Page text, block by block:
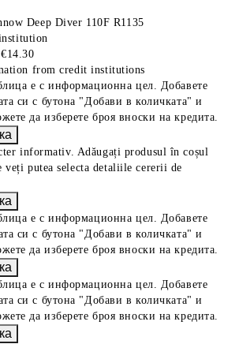
Deep Diver 110F R1135
€14.30
from credit institutions
е с информационна цел. Добавете
си с бутона "Добави в количката" и
да изберете броя вноски на кредита.
informativ. Adăugați produsul în coșul
veți putea selecta detaliile cererii de
е с информационна цел. Добавете
си с бутона "Добави в количката" и
да изберете броя вноски на кредита.
е с информационна цел. Добавете
си с бутона "Добави в количката" и
да изберете броя вноски на кредита.